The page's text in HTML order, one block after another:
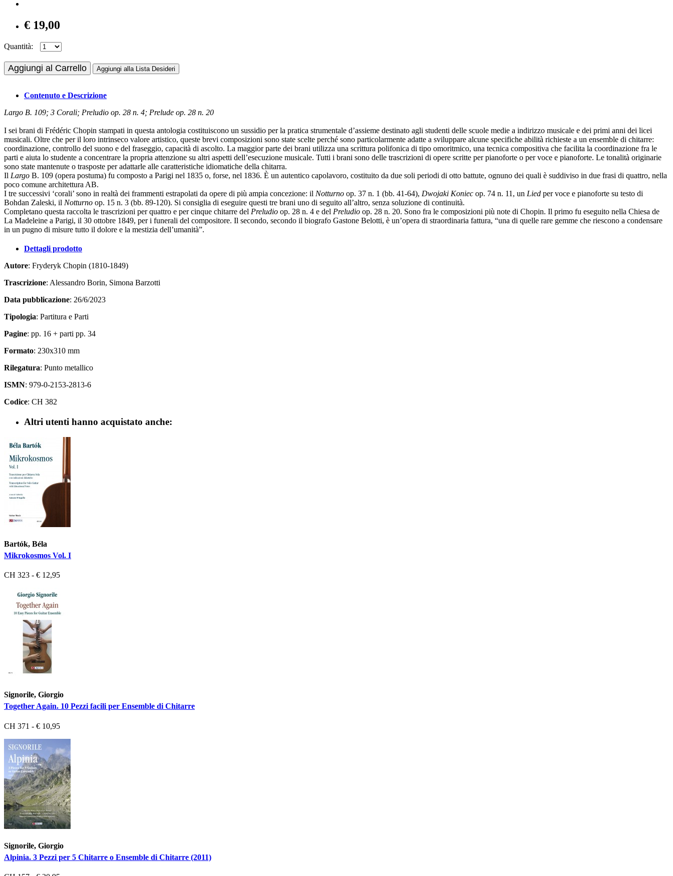
€ 19,00
Quantità:
Aggiungi al Carrello Aggiungi alla Lista Desideri
Contenuto e Descrizione
Largo B. 109; 3 Corali; Preludio op. 28 n. 4; Prelude op. 28 n. 20
I sei brani di Frédéric Chopin stampati in questa antologia costituiscono un sussidio per la pratica strumentale d’assieme destinato agli studenti delle scuole medie a indirizzo musicale e dei primi anni dei licei
musicali. Oltre che per il loro intrinseco valore artistico, queste brevi composizioni sono state scelte perché sono particolarmente adatte a sviluppare alcune specifiche abilità richieste a un ensemble di chitarre:
coordinazione, controllo del suono e del fraseggio, capacità di ascolto. La maggior parte dei brani utilizza una scrittura polifonica di tipo omoritmico, una tecnica compositiva che facilita la coordinazione fra le
parti e aiuta lo studente a concentrare la propria attenzione su altri aspetti dell’esecuzione musicale. Tutti i brani sono delle trascrizioni di opere scritte per pianoforte o per voce e pianoforte. Le tonalità originarie
sono state mantenute o trasposte per adattarle alle caratteristiche idiomatiche della chitarra.
Il Largo B. 109 (opera postuma) fu composto a Parigi nel 1835 o, forse, nel 1836. È un autentico capolavoro, costituito da due soli periodi di otto battute, ognuno dei quali è suddiviso in due frasi di quattro, nella
poco comune architettura AB.
I tre successivi ‘corali’ sono in realtà dei frammenti estrapolati da opere di più ampia concezione: il Notturno op. 37 n. 1 (bb. 41-64), Dwojaki Koniec op. 74 n. 11, un Lied per voce e pianoforte su testo di
Bohdan Zaleski, il Notturno op. 15 n. 3 (bb. 89-120). Si consiglia di eseguire questi tre brani uno di seguito all’altro, senza soluzione di continuità.
Completano questa raccolta le trascrizioni per quattro e per cinque chitarre del Preludio op. 28 n. 4 e del Preludio op. 28 n. 20. Sono fra le composizioni più note di Chopin. Il primo fu eseguito nella Chiesa de
La Madeleine a Parigi, il 30 ottobre 1849, per i funerali del compositore. Il secondo, secondo il biografo Gastone Belotti, è un’opera di straordinaria fattura, “una di quelle rare gemme che riescono a condensare
in un pugno di misure tutto il dolore e la mestizia dell’umanità”.
Dettagli prodotto
Autore: Fryderyk Chopin (1810-1849)
Trascrizione: Alessandro Borin, Simona Barzotti
Data pubblicazione: 26/6/2023
Tipologia: Partitura e Parti
Pagine: pp. 16 + parti pp. 34
Formato: 230x310 mm
Rilegatura: Punto metallico
ISMN: 979-0-2153-2813-6
Codice: CH 382
Altri utenti hanno acquistato anche:
Bartók, Béla
Mikrokosmos Vol. I
CH 323 - € 12,95
Signorile, Giorgio
Together Again. 10 Pezzi facili per Ensemble di Chitarre
CH 371 - € 10,95
Signorile, Giorgio
Alpinia. 3 Pezzi per 5 Chitarre o Ensemble di Chitarre (2011)